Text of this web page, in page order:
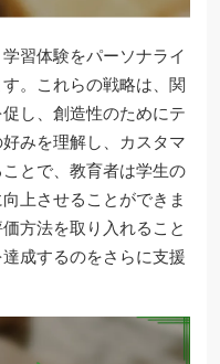
習体験をパーソナライ
。これらの戦略は、関
し、創造性のためにテ
みを理解し、カスタマ
とで、教育者は学生の
上させることができま
方法を取り入れること
成するのをさらに支援